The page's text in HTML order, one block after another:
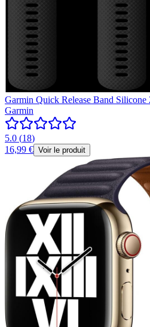
Garmin Quick Release Band
Garmin
5.0 (18)
16,99 € Voir le produit